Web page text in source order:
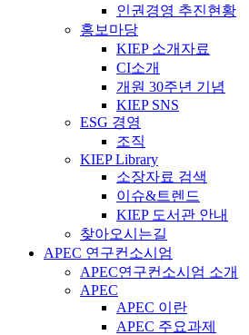
인권경영 추진현황
홍보마당
KIEP 소개자료
CI소개
개원 30주년 기념
KIEP SNS
ESG 경영
조직
KIEP Library
소장자료 검색
이슈&트렌드
KIEP 도서관 안내
찾아오시는길
APEC 연구컨소시엄
APEC연구컨소시엄 소개
APEC
APEC 이란
APEC 주요과제